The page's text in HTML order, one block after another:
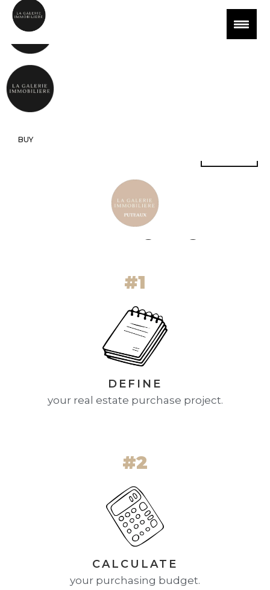
BUY
How's it going ?
#1
DEFINE
your real estate purchase project.
#2
CALCULATE
your purchasing budget.